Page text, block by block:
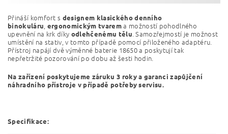
Přináší komfort s designem klasického denního
binokuláru, ergonomickým tvarema možností pohodlného
upevnění na krk díky odlehčenému tělu. Samozřejmostí je možnost
umístění na stativ, v tomto případě pomocí přiloženého adaptéru.
Přístroj napájí dvě výměnné baterie 18650 a poskytují tak
nepřetržité pozorování po dobu až šesti hodin.
Na zařízení poskytujeme záruku 3 roky a garanci zapůjčení
náhradního přístroje v případě potřeby servisu.
Specifikace: